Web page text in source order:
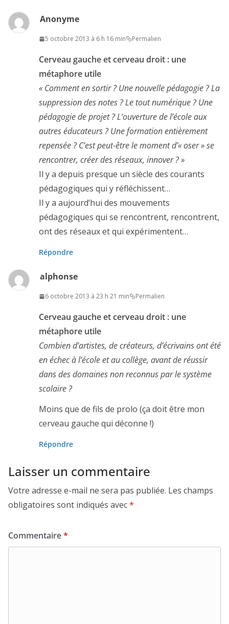
Anonyme
5 octobre 2013 à 6 h 16 min Permalien
Cerveau gauche et cerveau droit : une
métaphore utile
« Comment en sortir ? Une nouvelle pédagogie ? La
suppression des notes ? Le tout numérique ? Une
pédagogie de projet ? L’ouverture de l’école aux
autres éducateurs ? Une formation entièrement
repensée ? C’est peut-être le moment d’« oser » se
rencontrer, créer des réseaux, innover ? »
Il y a depuis presque un siècle des courants
pédagogiques qui y réfléchissent…
Il y a aujourd’hui des mouvements
pédagogiques qui se rencontrent, rencontrent,
ont des réseaux et qui expérimentent…
Répondre
alphonse
6 octobre 2013 à 23 h 21 min Permalien
Cerveau gauche et cerveau droit : une
métaphore utile
Combien d’artistes, de créateurs, d’écrivains ont été
en échec à l’école et au collège, avant de réussir
dans des domaines non reconnus par le système
scolaire ?
Moins que de fils de prolo (ça doit être mon
cerveau gauche qui déconne !)
Répondre
Laisser un commentaire
Votre adresse e-mail ne sera pas publiée. Les champs
obligatoires sont indiqués avec*
Commentaire*